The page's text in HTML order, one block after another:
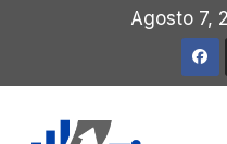
contenido
Agosto 7,